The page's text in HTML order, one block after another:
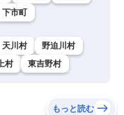
下市町
天川村
野迫川村
村 東吉野村
もっと読む